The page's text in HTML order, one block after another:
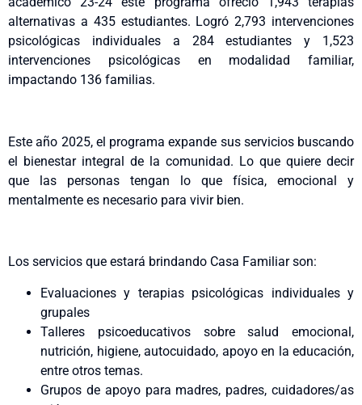
alternativas a 435 estudiantes. Logró 2,793 intervenciones
psicológicas individuales a 284 estudiantes y 1,523
intervenciones psicológicas en modalidad familiar,
impactando 136 familias.
Este año 2025, el programa expande sus servicios buscando
el bienestar integral de la comunidad. Lo que quiere decir
que las personas tengan lo que física, emocional y
mentalmente es necesario para vivir bien.
Los servicios que estará brindando Casa Familiar son:
Evaluaciones y terapias psicológicas individuales y
grupales
Talleres psicoeducativos sobre salud emocional,
nutrición, higiene, autocuidado, apoyo en la educación,
entre otros temas.
Grupos de apoyo para madres, padres, cuidadores/as